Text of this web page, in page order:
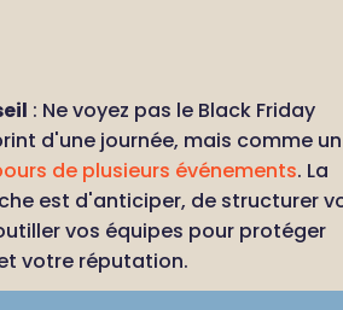
: Ne voyez pas le Black Friday
de plusieurs événements. La
est d'anticiper, de structurer
vos équipes pour protéger
votre réputation.